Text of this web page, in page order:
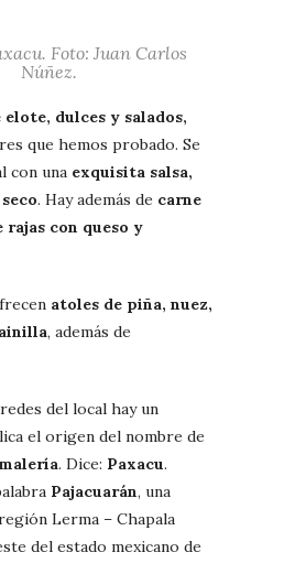
Foto: Juan Carlos
Núñez.
elote, dulces y salados,
que hemos probado. Se
con una exquisita salsa,
. Hay además de carne
rajas con queso y
atoles de piña, nuez,
, además de
del local hay un
el origen del nombre de
. Dice: Paxacu.
Pajacuarán, una
Lerma – Chapala
del estado mexicano de